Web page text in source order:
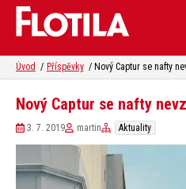
Úvod Příspěvky
Nový Captur se nafty
3. 7. 2019 martin Aktuality